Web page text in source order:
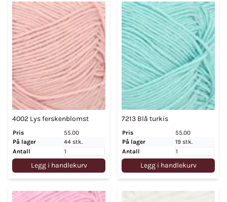
4002 Lys ferskenblomst
Pris
55.00
På lager
44 stk.
Antall
Legg i handlekurv
7213 Blå turkis
Pris
55.00
På lager
19 stk.
Antall
Legg i handlekurv